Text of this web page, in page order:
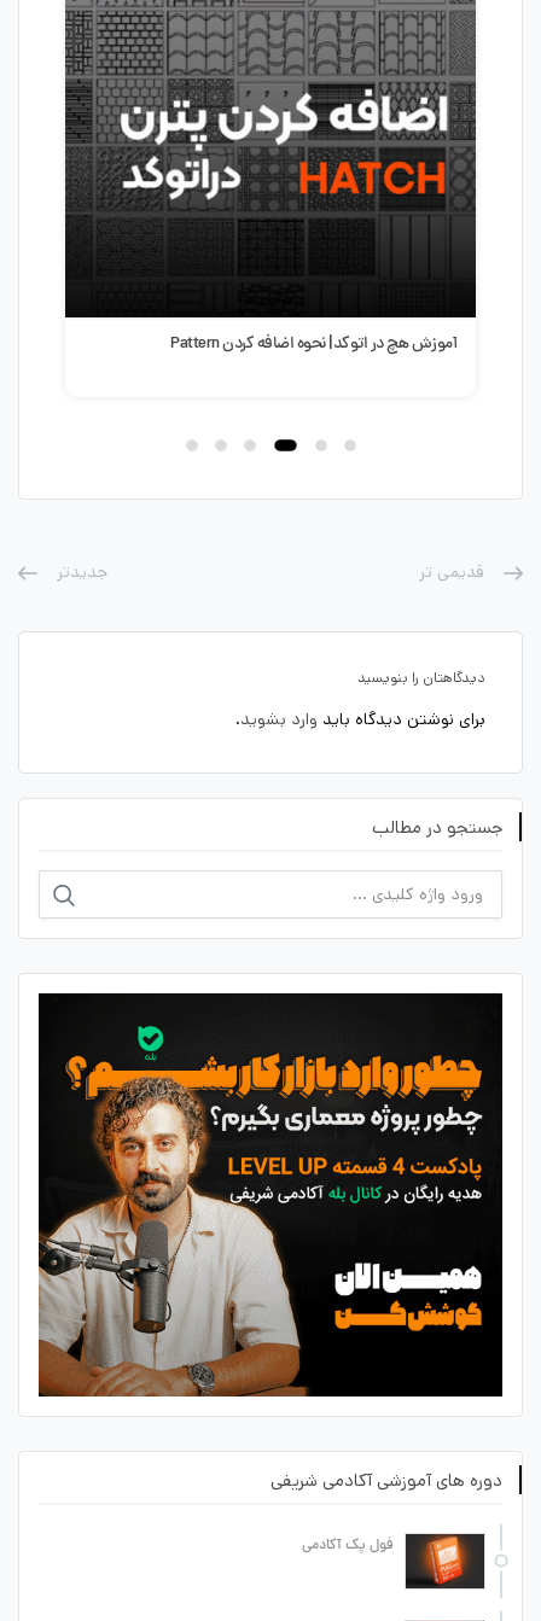
آموزش هچ در اتوکد| نحوه اضافه کردن Pattern
قدیمی تر جدیدتر
دیدگاهتان را بنویسید
برای نوشتن دیدگاه باید وارد بشوید.
جستجو در مطالب
دوره های آموزشی آکادمی شریفی
فول پک آکادمی